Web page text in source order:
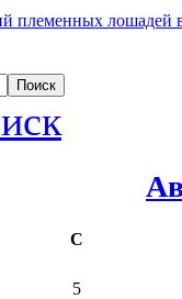
лошадей
С
5